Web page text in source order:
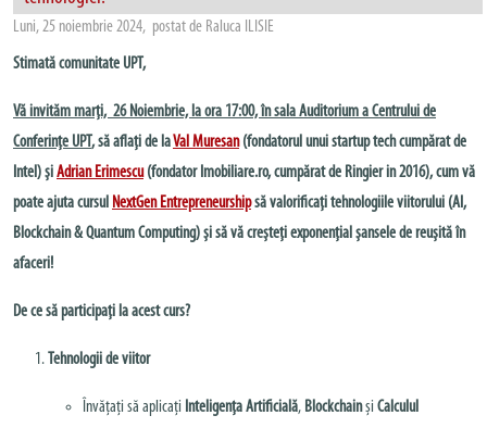
Luni, 25 noiembrie 2024, postat de Raluca ILISIE
Stimată comunitate UPT,
Vă invităm marți, 26 Noiembrie, la ora 17:00, în sala Auditorium a Centrului de
Conferințe UPT , să aflați de laVal Muresan(fondatorul unui startup tech cumpărat de
Intel) șiAdrian Erimescu(fondator Imobiliare.ro, cumpărat de Ringier in 2016), cum vă
poate ajuta cursul NextGen Entrepreneurshipsă valorificați tehnologiile viitorului (AI,
Blockchain & Quantum Computing) și să vă creșteți exponențial șansele de reușită în
afaceri!
De ce să participați la acest curs?
Tehnologii de viitor
Învățați să aplicați Inteligența Artificială, Blockchainși Calculul